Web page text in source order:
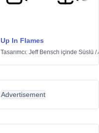
Up In Flames
Tasarımcı: Jeff Bensch içinde Süslü /
Advertisement